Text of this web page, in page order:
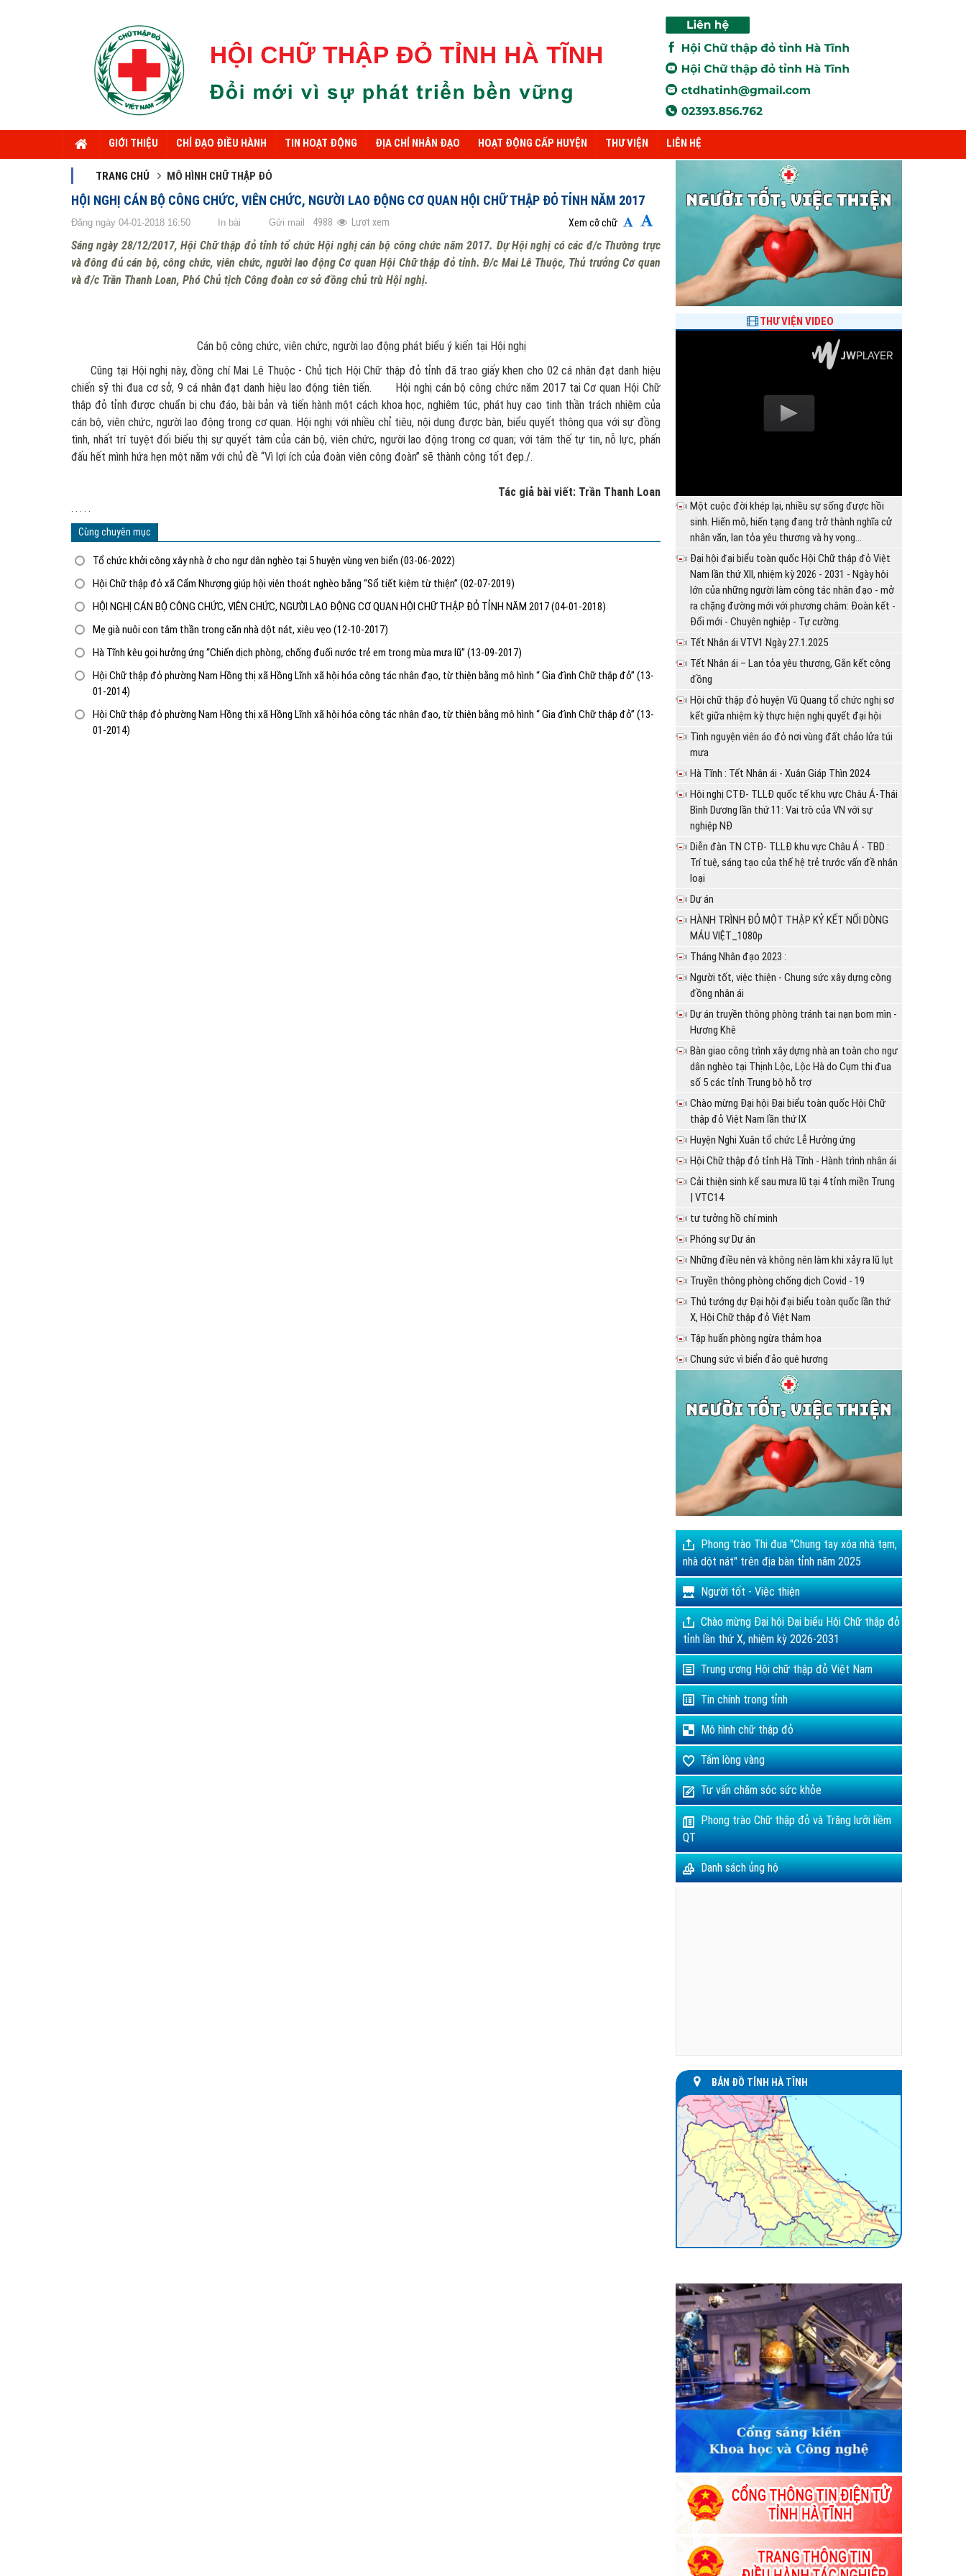
GIỚI THIỆU CHỈ ĐẠO ĐIỀU HÀNH TIN HOẠT ĐỘNG ĐỊA CHỈ NHÂN ĐẠO HOẠT ĐỘNG CẤP HUYỆN THƯ VIỆN LIÊN HỆ
TRANG CHỦ MÔ HÌNH CHỮ THẬP ĐỎ
HỘI NGHỊ CÁN BỘ CÔNG CHỨC, VIÊN CHỨC, NGƯỜI LAO ĐỘNG CƠ QUAN HỘI CHỮ THẬP ĐỎ TỈNH NĂM 2017
Đăng ngày 04-01-2018 16:50 In bài Gửi mail 4988 Lượt xem Xem cỡ chữ
Sáng ngày 28/12/2017, Hội Chữ thập đỏ tỉnh tổ chức Hội nghị cán bộ công chức năm 2017. Dự Hội nghị có các đ/c Thường trực
và đông đủ cán bộ, công chức, viên chức, người lao động Cơ quan Hội Chữ thập đỏ tỉnh. Đ/c Mai Lê Thuộc, Thủ trưởng Cơ quan
và đ/c Trần Thanh Loan, Phó Chủ tịch Công đoàn cơ sở đồng chủ trù Hội nghị.
Cán bộ công chức, viên chức, người lao động phát biểu ý kiến tại Hội nghị
Cũng tại Hội nghị này, đồng chí Mai Lê Thuộc - Chủ tịch Hội Chữ thập đỏ tỉnh đã trao giấy khen cho 02 cá nhân đạt danh hiệu
chiến sỹ thi đua cơ sở, 9 cá nhân đạt danh hiệu lao động tiên tiến. Hội nghị cán bộ công chức năm 2017 tại Cơ quan Hội Chữ
thập đỏ tỉnh được chuẩn bị chu đáo, bài bản và tiến hành một cách khoa học, nghiêm túc, phát huy cao tinh thần trách nhiệm của
cán bộ, viên chức, người lao động trong cơ quan. Hội nghị với nhiều chỉ tiêu, nội dung được bàn, biểu quyết thông qua với sự đồng
tình, nhất trí tuyệt đối biểu thị sự quyết tâm của cán bộ, viên chức, người lao động trong cơ quan; với tâm thế tự tin, nỗ lực, phấn
đấu hết mình hứa hẹn một năm với chủ đề “Vì lợi ích của đoàn viên công đoàn” sẽ thành công tốt đẹp./.
Tác giả bài viết: Trần Thanh Loan
Cùng chuyên mục
Tổ chức khởi công xây nhà ở cho ngư dân nghèo tại 5 huyện vùng ven biển (03-06-2022)
Hội Chữ thập đỏ xã Cẩm Nhượng giúp hội viên thoát nghèo bằng “Sổ tiết kiệm từ thiện” (02-07-2019)
HỘI NGHỊ CÁN BỘ CÔNG CHỨC, VIÊN CHỨC, NGƯỜI LAO ĐỘNG CƠ QUAN HỘI CHỮ THẬP ĐỎ TỈNH NĂM 2017(04-01-2018)
Mẹ già nuôi con tâm thần trong căn nhà dột nát, xiêu vẹo (12-10-2017)
Hà Tĩnh kêu gọi hưởng ứng “Chiến dịch phòng, chống đuối nước trẻ em trong mùa mưa lũ” (13-09-2017)
Hội Chữ thập đỏ phường Nam Hồng thị xã Hồng Lĩnh xã hội hóa công tác nhân đạo, từ thiện bằng mô hình “ Gia đình Chữ thập đỏ” (13-
01-2014)
Hội Chữ thập đỏ phường Nam Hồng thị xã Hồng Lĩnh xã hội hóa công tác nhân đạo, từ thiện bằng mô hình “ Gia đình Chữ thập đỏ” (13-
01-2014)
THƯ VIỆN VIDEO
Một cuộc đời khép lại, nhiều sự sống được hồi
sinh. Hiến mô, hiến tạng đang trở thành nghĩa cử
nhân văn, lan tỏa yêu thương và hy vọng...
Đại hội đại biểu toàn quốc Hội Chữ thập đỏ Việt
Nam lần thứ XII, nhiệm kỳ 2026 - 2031 - Ngày hội
lớn của những người làm công tác nhân đạo - mở
ra chặng đường mới với phương châm: Đoàn kết -
Đổi mới - Chuyên nghiệp - Tự cường.
Tết Nhân ái VTV1 Ngày 27.1.2025
Tết Nhân ái – Lan tỏa yêu thương, Gắn kết cộng
đồng
Hội chữ thập đỏ huyện Vũ Quang tổ chức nghị sơ
kết giữa nhiệm kỳ thực hiện nghị quyết đại hội
Tình nguyện viên áo đỏ nơi vùng đất chảo lửa túi
mưa
Hà Tĩnh : Tết Nhân ái - Xuân Giáp Thìn 2024
Hội nghị CTĐ- TLLĐ quốc tế khu vực Châu Á-Thái
Bình Dương lần thứ 11: Vai trò của VN với sự
nghiệp NĐ
Diễn đàn TN CTĐ- TLLĐ khu vực Châu Á - TBD :
Trí tuệ, sáng tạo của thế hệ trẻ trước vấn đề nhân
loại
Dự án
HÀNH TRÌNH ĐỎ MỘT THẬP KỶ KẾT NỐI DÒNG
MÁU VIỆT_1080p
Tháng Nhân đạo 2023 :
Người tốt, việc thiện - Chung sức xây dựng cộng
đồng nhân ái
Dự án truyền thông phòng tránh tai nạn bom mìn -
Hương Khê
Bàn giao công trình xây dựng nhà an toàn cho ngư
dân nghèo tại Thịnh Lộc, Lộc Hà do Cụm thi đua
số 5 các tỉnh Trung bộ hỗ trợ
Chào mừng Đại hội Đại biểu toàn quốc Hội Chữ
thập đỏ Việt Nam lần thứ IX
Huyện Nghi Xuân tổ chức Lễ Hưởng ứng
Hội Chữ thập đỏ tỉnh Hà Tĩnh - Hành trình nhân ái
Cải thiện sinh kế sau mưa lũ tại 4 tỉnh miền Trung
| VTC14
tư tưởng hồ chí minh
Phóng sự Dự án
Những điều nên và không nên làm khi xảy ra lũ lụt
Truyền thông phòng chống dịch Covid - 19
Thủ tướng dự Đại hội đại biểu toàn quốc lần thứ
X, Hội Chữ thập đỏ Việt Nam
Tập huấn phòng ngừa thảm họa
Chung sức vì biển đảo quê hương
Phong trào Thi đua "Chung tay xóa nhà tạm,
nhà dột nát" trên địa bàn tỉnh năm 2025
Người tốt - Việc thiện
Chào mừng Đại hội Đại biểu Hội Chữ thập đỏ
tỉnh lần thứ X, nhiệm kỳ 2026-2031
Trung ương Hội chữ thập đỏ Việt Nam
Tin chính trong tỉnh
Mô hình chữ thập đỏ
Tấm lòng vàng
Tư vấn chăm sóc sức khỏe
Phong trào Chữ thập đỏ và Trăng lưỡi liềm
QT
Danh sách ủng hộ
BẢN ĐỒ TỈNH HÀ TĨNH